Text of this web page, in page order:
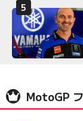
MotoGP